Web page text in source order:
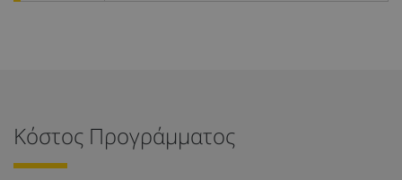
Κόστος Προγράμματος